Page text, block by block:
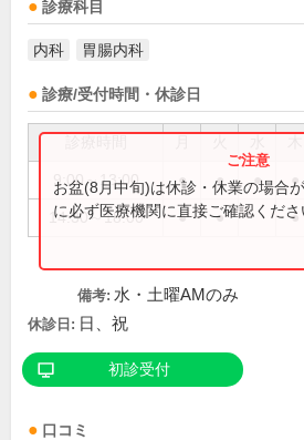
診療科目
内科 胃腸内科
診療/受付時間・休診日
9:00～13:00 ● ● ● ●
14:30～18:00 ● ● ●
お盆(8月中旬)は休診・休業の場合
に必ず医療機関に直接ご確認くださ
備考: 水・土曜AMのみ
休診日: 日、祝
初診受付
口コミ